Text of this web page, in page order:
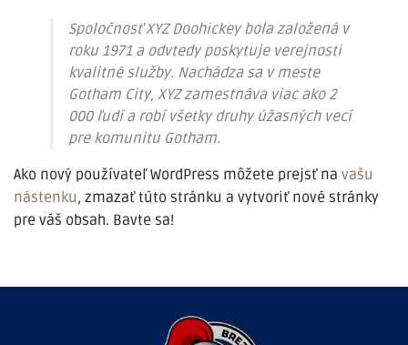
Spoločnosť XYZ Doohickey bola založená v
roku 1971 a odvtedy poskytuje verejnosti
kvalitné služby. Nachádza sa v meste
Gotham City, XYZ zamestnáva viac ako 2
000 ľudí a robí všetky druhy úžasných vecí
pre komunitu Gotham.
Ako nový používateľ WordPress môžete prejsť na vašu
nástenku, zmazať túto stránku a vytvoriť nové stránky
pre váš obsah. Bavte sa!